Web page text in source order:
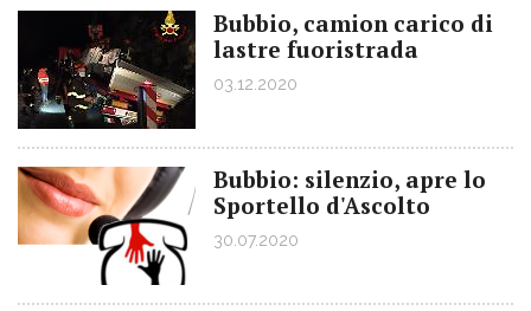
Bubbio, camion carico di
lastre fuoristrada
03.12.2020
Bubbio: silenzio, apre lo
Sportello d'Ascolto
30.07.2020